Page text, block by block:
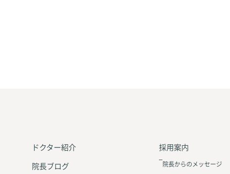
ドクター紹介
院長ブログ
採用案内
院長からのメッセージ